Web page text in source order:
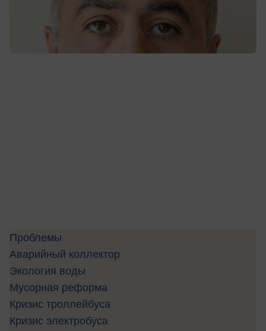
Проблемы
Аварийный коллектор
Экология воды
Мусорная реформа
Кризис троллейбуса
Кризис электробуса